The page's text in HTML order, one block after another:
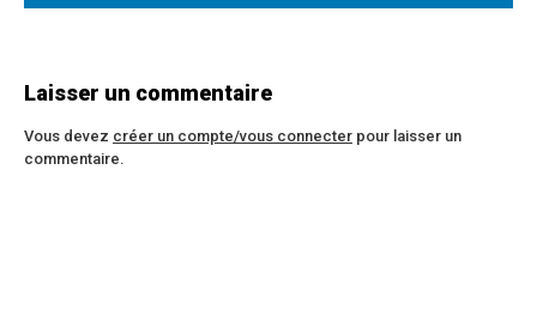
Laisser un commentaire
Vous devez créer un compte/vous connecter pour laisser un
commentaire.